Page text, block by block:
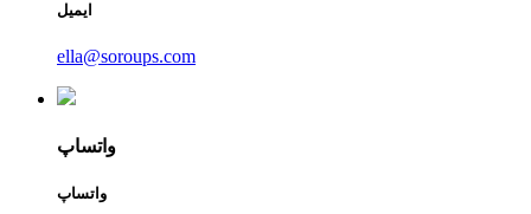
ایمیل
ella@soroups.com
واتساپ
واتساپ